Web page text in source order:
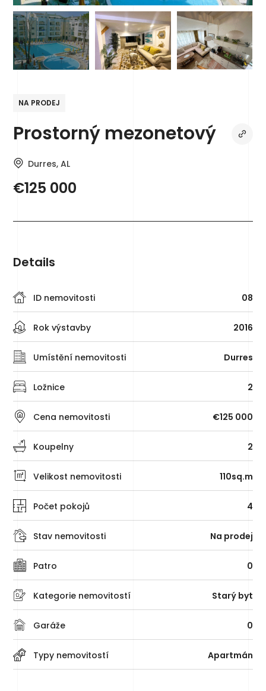
NA PRODEJ
Prostorný mezonetový
Durres, AL
€125 000
Details
ID nemovitosti 08
Rok výstavby 2016
Umístění nemovitosti Durres
Ložnice 2
Cena nemovitosti €125 000
Koupelny 2
Velikost nemovitosti 110sq.m
Počet pokojů 4
Stav nemovitosti Na prodej
Patro 0
Kategorie nemovitostí Starý byt
Garáže 0
Typy nemovitostí Apartmán